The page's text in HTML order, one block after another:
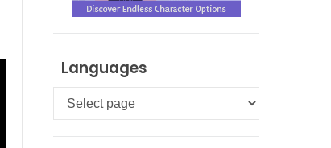
Languages
Languages